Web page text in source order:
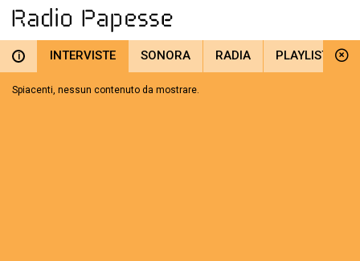
i INTERVISTE SONORA RADIA PLAYLIST
Spiacenti, nessun contenuto da mostrare.